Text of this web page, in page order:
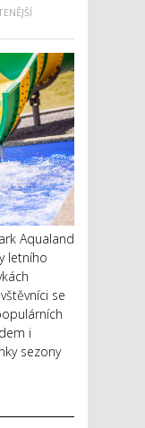
Aqualand
letního
se
i
sezony